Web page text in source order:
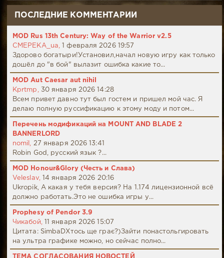
ПОСЛЕДНИЕ КОММЕНТАРИИ
MOD Rus 13th Century: Way of the Warrior v2.5
CMEPEKA_ua,
1 февраля 2026 19:57
Здорово богатыри!Установил,начал новую игру как только
дошёл до "в бой" вылазит ошибка какие то...
MOD Aut Caesar aut nihil
Kprtmp,
30 января 2026 14:28
Всем привет давно тут был гостем и пришел мой час. Я
делаю полную руссификацию к этому моду и потом...
Перечень модификаций на MOUNT AND BLADE 2
BANNERLORD
nomil,
27 января 2026 13:41
Robin God, русский язык ?...
MOD Honour&Glory (Честь и Слава)
Veleslav,
14 января 2026 20:16
Ukropik, А какая у тебя версия? На 1.174 лицензионной всё
должно работать.Это не ошибка игры у...
Prophesy of Pendor 3.9
Чикабой,
11 января 2026 15:07
Цитата: SimbaDХтось ще грає?)Зайти понастольгировать
на ультра графике можно, но сейчас полно...
ТЕМА СОГЛАСОВАНИЯ НОВОСТЕЙ